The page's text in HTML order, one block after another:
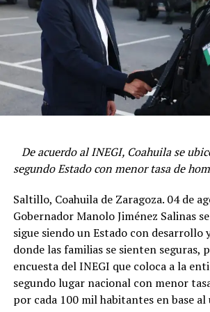
Mencionó que el IMCO reconoció a
primer lugar en la preservación del
en 2025.
ADVERTISEMENT
Fernández Montañez expresó que este
índice de narcomenudeo gracias a una
impulsada por el gobernador Manolo
por hoy, Coahuila tiene la red de
Manolo Jiménez exhortó a los
distintivo de su gobierno y que ha
excelentes indicadores en todos los
Destacó que a dos años y medio del
se siguen robusteciendo las distintas
instancias estatales con trabajo en
que beneficia a las y los coahuilenses.
El Mandatario estatal señaló que
De acuerdo al INEGI, Coahuila se
segundo Estado con menor tasa de
Saltillo, Coahuila de Zaragoza. 04 de
Gobernador Manolo Jiménez Salinas
sigue siendo un Estado con desarrollo
donde las familias se sienten seguras,
encuesta del INEGI que coloca a la
segundo lugar nacional con menor
por cada 100 mil habitantes en base